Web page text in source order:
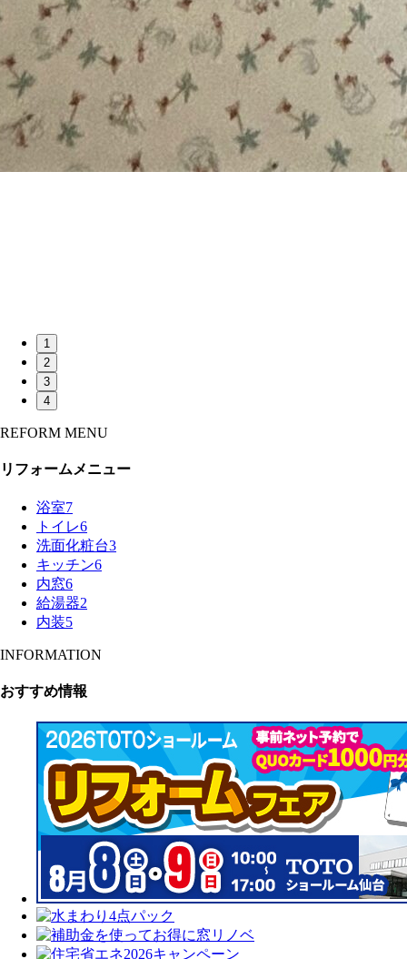
1
2
3
4
REFORM MENU
リフォームメニュー
浴室7
トイレ6
洗面化粧台3
キッチン6
内窓6
給湯器2
内装5
INFORMATION
おすすめ情報